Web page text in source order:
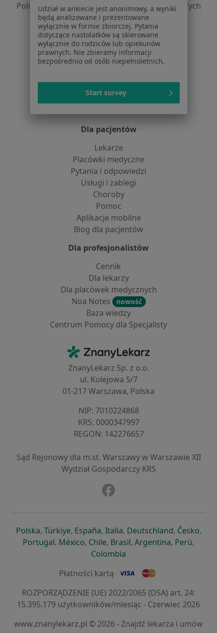
Polityka prywatności dla profesjonalistów, których
dane pozyskaliśmy samodzielnie
Polityka cookies
Jak działają wyniki wyszukiwania
Dostępność
O nas
Centrum prasowe
Dla pacjentów
Lekarze
Placówki medyczne
Pytania i odpowiedzi
Usługi i zabiegi
Choroby
Pomoc
Aplikacje mobilne
Blog dla pacjentów
Dla profesjonalistów
Cennik
Dla lekarzy
Dla placówek medycznych
Noa Notes
nowość
Baza wiedzy
Centrum Pomocy dla Specjalisty
ZnanyLekarz - Strona główna
ZnanyLekarz Sp. z o.o.
ul. Kolejowa 5/7
01-217 Warszawa, Polska
NIP: ⁠7010224868
KRS: ⁠0000347997
REGON: ⁠142276657
Sąd Rejonowy dla m.st. Warszawy w Warszawie XII
Wydział Gospodarczy KRS
Polskaotwiera się w nowej karcie
, Türkiyeotwiera się w nowej karcie
, Españaotwiera się w nowej karcie
, Italiaotwiera się w nowej
, Deutschlandotwiera się
, Česko,
Portugalotwiera się w nowej karcie
, Méxicootwiera się w nowej karcie
, Chileotwiera się w nowej karcie
, Brasilotwiera się w nowej
, Argentinaotwiera się
, Perú,
Colombia
Płatności kartą
ROZPORZĄDZENIE (UE) 2022/2065 (DSA) art. 24:
15.395.179 użytkowników/miesiąc - Czerwiec 2026
www.znanylekarz.pl © 2026 - Znajdź lekarza i umów
Udział w ankiecie jest anonimowy, a wyniki
będą analizowane i prezentowane
wyłącznie w formie zbiorczej. Pytania
dotyczące nastolatków są skierowane
wyłącznie do rodziców lub opiekunów
prawnych. Nie zbieramy informacji
bezpośrednio od osób niepełnoletnich.
Start survey